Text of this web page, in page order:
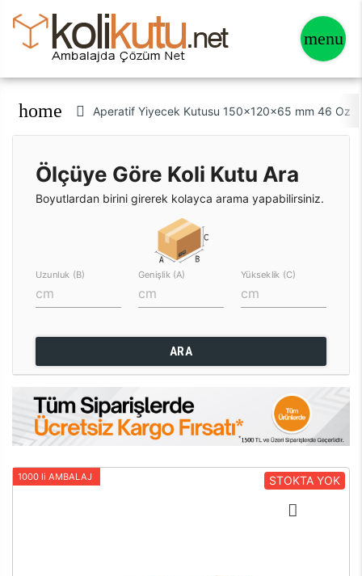
home Aperatif Yiyecek Kutusu 150x120x65 mm 46 Oz
Ölçüye Göre Koli Kutu Ara
Boyutlardan birini girerek kolayca arama yapabilirsiniz.
Uzunluk (B) Genişlik (A) Yükseklik (C)
ARA
1000 li AMBALAJ STOKTA YOK